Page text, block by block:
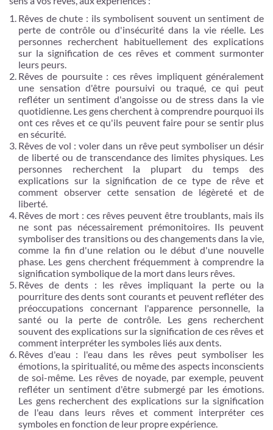
Rêves de chute : ils symbolisent souvent un sentiment de
perte de contrôle ou d'insécurité dans la vie réelle. Les
personnes recherchent habituellement des explications
sur la signification de ces rêves et comment surmonter
leurs peurs.
Rêves de poursuite : ces rêves impliquent généralement
une sensation d'être poursuivi ou traqué, ce qui peut
refléter un sentiment d'angoisse ou de stress dans la vie
quotidienne. Les gens cherchent à comprendre pourquoi ils
ont ces rêves et ce qu'ils peuvent faire pour se sentir plus
en sécurité.
Rêves de vol : voler dans un rêve peut symboliser un désir
de liberté ou de transcendance des limites physiques. Les
personnes recherchent la plupart du temps des
explications sur la signification de ce type de rêve et
comment observer cette sensation de légèreté et de
liberté.
Rêves de mort : ces rêves peuvent être troublants, mais ils
ne sont pas nécessairement prémonitoires. Ils peuvent
symboliser des transitions ou des changements dans la vie,
comme la fin d'une relation ou le début d'une nouvelle
phase. Les gens cherchent fréquemment à comprendre la
signification symbolique de la mort dans leurs rêves.
Rêves de dents : les rêves impliquant la perte ou la
pourriture des dents sont courants et peuvent refléter des
préoccupations concernant l'apparence personnelle, la
santé ou la perte de contrôle. Les gens recherchent
souvent des explications sur la signification de ces rêves et
comment interpréter les symboles liés aux dents.
Rêves d'eau : l'eau dans les rêves peut symboliser les
émotions, la spiritualité, ou même des aspects inconscients
de soi-même. Les rêves de noyade, par exemple, peuvent
refléter un sentiment d'être submergé par les émotions.
Les gens recherchent des explications sur la signification
de l'eau dans leurs rêves et comment interpréter ces
symboles en fonction de leur propre expérience.